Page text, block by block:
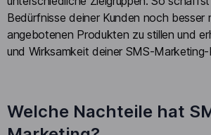
Bedürfnisse deiner Kunden noch besser
angebotenen Produkten zu stillen und
und Wirksamkeit deiner SMS-Marketing-
Welche Nachteile hat